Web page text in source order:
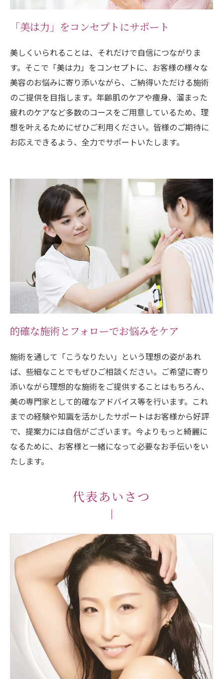
「美は力」をコンセプトにサポート
美しくいられることは、それだけで自信につながりま
す。そこで「美は力」をコンセプトに、お客様の様々な
美容のお悩みに寄り添いながら、ご納得いただける施術
のご提供を目指します。年齢肌のケアや痩身、溜まった
疲れのケアなど多数のコースをご用意しているため、理
想を叶えるためにぜひご利用ください。皆様のご期待に
お応えできるよう、全力でサポートいたします。
的確な施術とフォローでお悩みをケア
施術を通して「こうなりたい」という理想の姿があれ
ば、些細なことでもぜひご相談ください。ご希望に寄り
添いながら理想的な施術をご提供することはもちろん、
美の専門家として的確なアドバイス等を行います。これ
までの経験や知識を活かしたサポートはお客様から好評
で、提案力には自信がございます。今よりもっと綺麗に
なるために、お客様と一緒になって必要なお手伝いをい
たします。
代表あいさつ